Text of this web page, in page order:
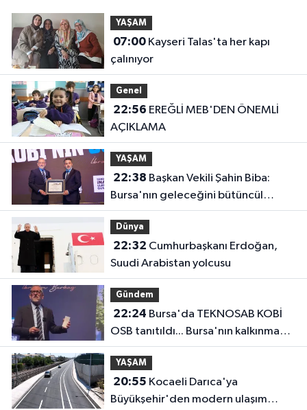
YAŞAM
07:00Kayseri Talas'ta her kapı
çalınıyor
Genel
22:56
AÇIKLAMA
YAŞAM
22:38
Bursa'nın geleceğini bütüncül
anlayışla planlıyoruz
Dünya
22:32
Suudi Arabistan yolcusu
Gündem
22:24
OSB tanıtıldı... Bursa'nın kalkınma
yolculuğunda yeni dönem
YAŞAM
20:55
Büyükşehir'den modern ulaşım